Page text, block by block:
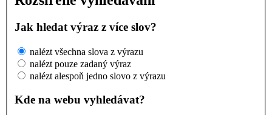
Jak hledat výraz z více slov?
nalézt všechna slova z výrazu
nalézt pouze zadaný výraz
nalézt alespoň jedno slovo z výrazu
Kde na webu vyhledávat?